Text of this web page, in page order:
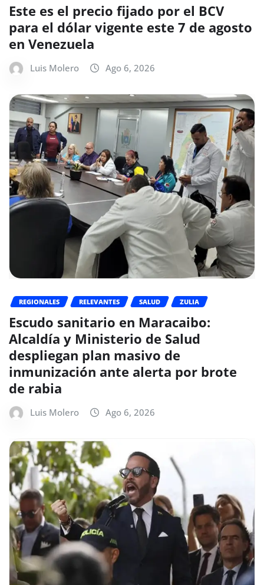
Este es el precio fijado por el BCV
para el dólar vigente este 7 de agosto
en Venezuela
Luis Molero Ago 6, 2026
REGIONALES RELEVANTES SALUD ZULIA
Escudo sanitario en Maracaibo:
Alcaldía y Ministerio de Salud
despliegan plan masivo de
inmunización ante alerta por brote
de rabia
Luis Molero Ago 6, 2026